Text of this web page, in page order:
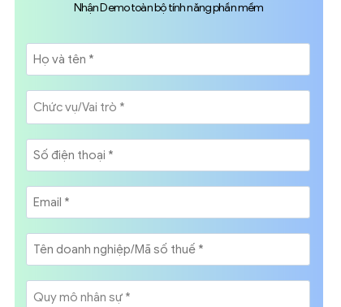
Nhận Demo toàn bộ tính năng phần mềm